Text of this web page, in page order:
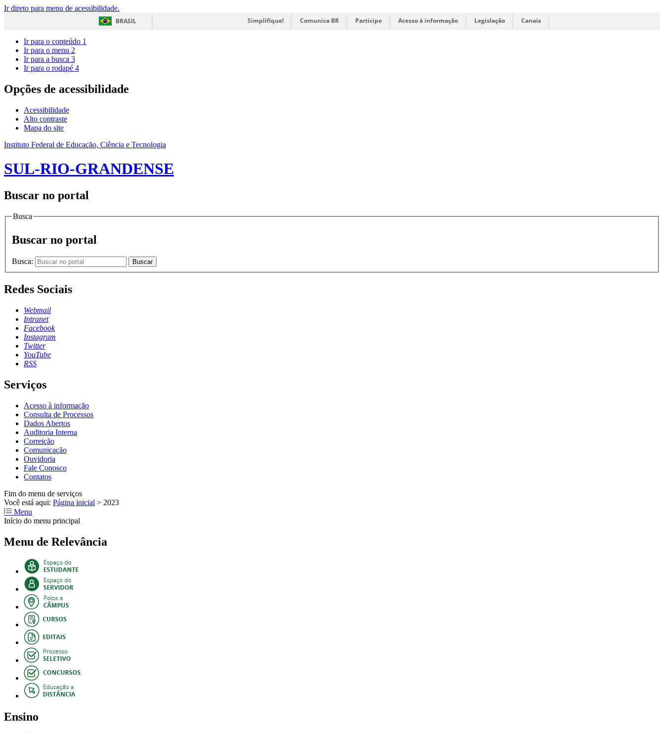
Ir direto para menu de acessibilidade.
BRASIL
Simplifique! Comunica BR Participe Acesso à informação Legislação Canais
Ir para o conteúdo 1
Ir para o menu 2
Ir para a busca 3
Ir para o rodapé 4
Opções de acessibilidade
Acessibilidade
Alto contraste
Mapa do site
Instituto Federal de Educação, Ciência e Tecnologia
SUL-RIO-GRANDENSE
Buscar no portal
Busca
Buscar no portal
Busca: Buscar
Redes Sociais
Webmail
Intranet
Facebook
Instagram
Twitter
YouTube
RSS
Serviços
Acesso à informação
Consulta de Processos
Dados Abertos
Auditoria Interna
Correição
Comunicação
Ouvidoria
Fale Conosco
Contatos
Fim do menu de serviços
Você está aqui: Página inicial > 2023
Menu
Início do menu principal
Menu de Relevância
Ensino